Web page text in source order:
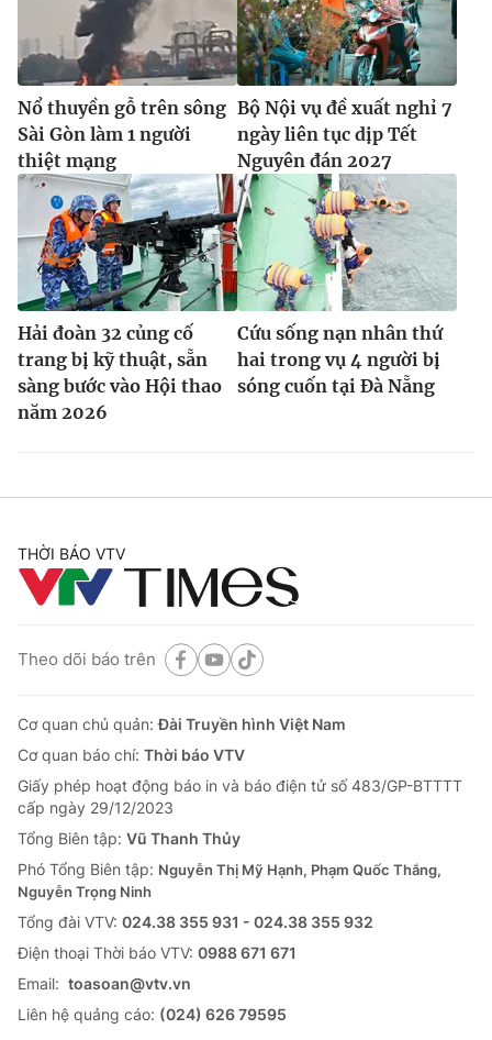
Nổ thuyền gỗ trên sông
Sài Gòn làm 1 người
thiệt mạng
Bộ Nội vụ đề xuất nghỉ 7
ngày liên tục dịp Tết
Nguyên đán 2027
Hải đoàn 32 củng cố
trang bị kỹ thuật, sẵn
sàng bước vào Hội thao
năm 2026
Cứu sống nạn nhân thứ
hai trong vụ 4 người bị
sóng cuốn tại Đà Nẵng
THỜI BÁO VTV
Theo dõi báo trên
Cơ quan chủ quản:Đài Truyền hình Việt Nam
Cơ quan báo chí: Thời báo VTV
Giấy phép hoạt động báo in và báo điện tử số 483/GP-BTTTT
cấp ngày 29/12/2023
Tổng Biên tập: Vũ Thanh Thủy
Phó Tổng Biên tập: Nguyễn Thị Mỹ Hạnh, Phạm Quốc Thắng,
Nguyễn Trọng Ninh
Tổng đài VTV: 024.38 355 931 - 024.38 355 932
Ðiện thoại Thời báo VTV: 0988 671 671
Email: toasoan@vtv.vn
Liên hệ quảng cáo: (024) 626 79595